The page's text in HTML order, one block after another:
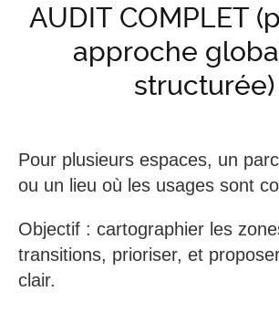
AUDIT COMPLET
approche
structurée)
Pour plusieurs espaces, un
ou un lieu où les usages sont
Objectif : cartographier les
transitions, prioriser, et
clair.